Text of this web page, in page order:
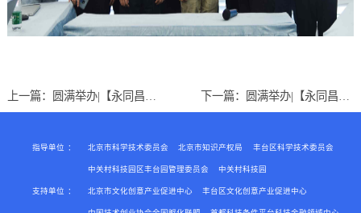
上一篇： 圆满举办|【永同昌创新学院2019第10期】“U+创享汇”第十期《银企对接+初创企业融资风险防控》主题分享会 下一篇： 圆满举办|【永同昌创新学院2019第8期】“U+创享汇”第八期 摄影达人荟线下沙龙--从小白到摄影达人必须要知道的那些事儿
指导单位 ： 北京市科学技术委员会 北京市知识产权局 丰台区科学技术委员会
中关村科技园区丰台园管理委员会 中关村科技园
支持单位 ： 北京市文化创意产业促进中心 丰台区文化创意产业促进中心